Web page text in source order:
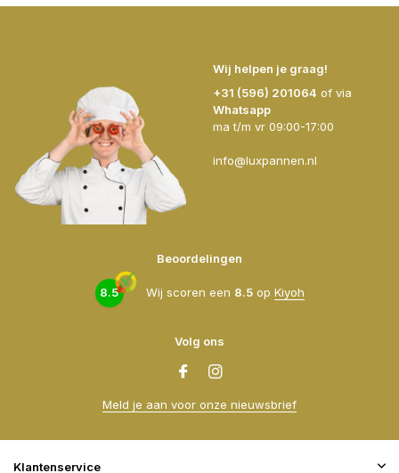
Wij helpen je graag!
+31 (596) 201064 of via
Whatsapp
ma t/m vr 09:00-17:00
info@luxpannen.nl
Beoordelingen
8.5 Wij scoren een 8.5op Kiyoh
Volg ons
Meld je aan voor onze nieuwsbrief
Klantenservice